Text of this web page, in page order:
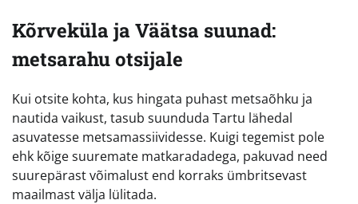
Kõrveküla ja Väätsa suunad:
metsarahu otsijale
Kui otsite kohta, kus hingata puhast metsaõhku ja
nautida vaikust, tasub suunduda Tartu lähedal
asuvatesse metsamassiividesse. Kuigi tegemist pole
ehk kõige suuremate matkaradadega, pakuvad need
suurepärast võimalust end korraks ümbritsevast
maailmast välja lülitada.